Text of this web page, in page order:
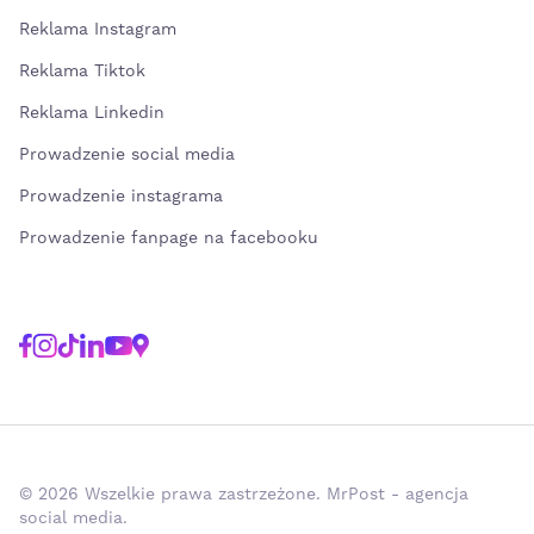
Reklama Instagram
Reklama Tiktok
Reklama Linkedin
Prowadzenie social media
Prowadzenie instagrama
Prowadzenie fanpage na facebooku
© 2026 Wszelkie prawa zastrzeżone. MrPost - agencja
social media.